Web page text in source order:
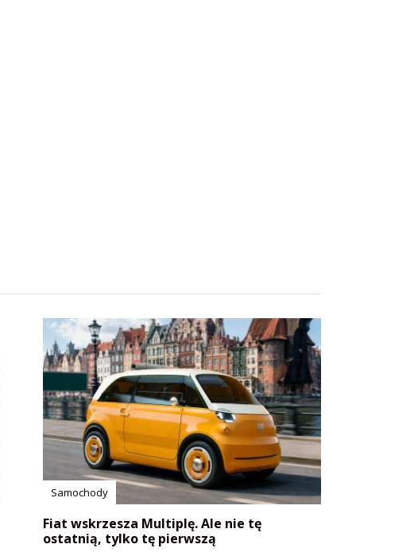
Samochody
Fiat wskrzesza Multiplę. Ale nie tę
ostatnią, tylko tę pierwszą